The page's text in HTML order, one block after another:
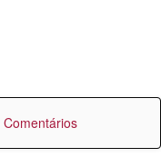
Comentários